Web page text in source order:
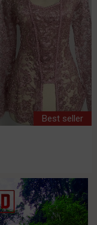
Best seller